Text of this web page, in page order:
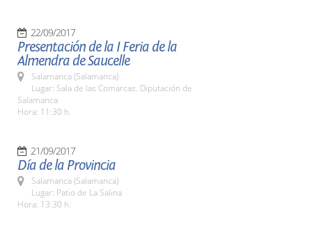
22/09/2017
Presentación de la I Feria de la
Almendra de Saucelle
Salamanca (Salamanca)
Lugar: Sala de las Comarcas. Diputación de
Salamanca
Hora: 11:30 h.
21/09/2017
Día de la Provincia
Salamanca (Salamanca)
Lugar: Patio de La Salina
Hora: 13:30 h.